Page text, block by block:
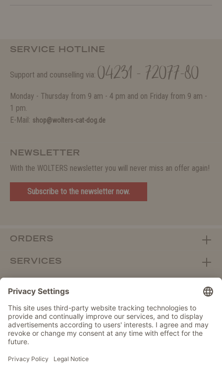
SERVICE HOTLINE
Support and counselling via: 04231 - 72077-80
Monday - Thursday from 9 am - 4 pm and on Friday from 9 am -
1 pm.
E-Mail: shop@wolters-cat-dog.de
NEWSLETTER
With the WOLTERS newsletter you will never miss an offer again!
Subscribe to the newsletter now.
ORDERS
SERVICES
DEALER PORTAL
Withdraw from contract here